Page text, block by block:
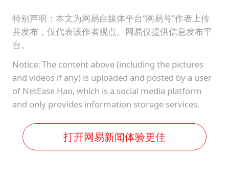
特别声明：本文为网易自媒体平台“网易号”作者上传
并发布，仅代表该作者观点。网易仅提供信息发布平
台。
Notice: The content above (including the pictures
and videos if any) is uploaded and posted by a user
of NetEase Hao, which is a social media platform
and only provides information storage services.
打开网易新闻体验更佳